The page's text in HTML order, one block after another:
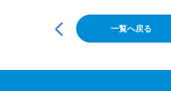
シ
一覧へ戻る